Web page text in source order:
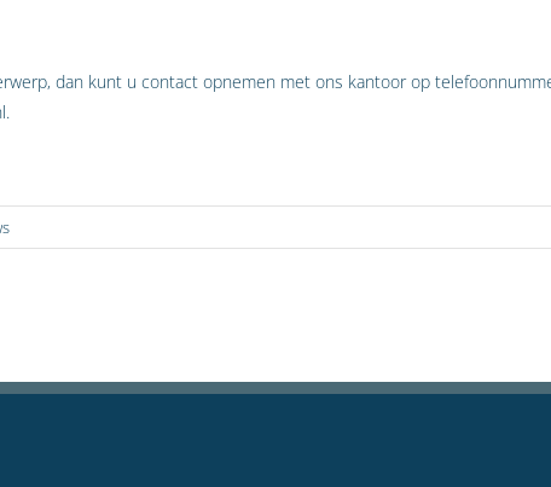
dan kunt u contact opnemen met ons kantoor op